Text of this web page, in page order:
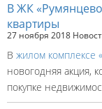
В ЖК
квартиры
27 ноября 2018
В жилом комплексе
новогодняя акция,
покупке